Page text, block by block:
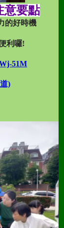
意要點
的好時機
利囉!
51M
)